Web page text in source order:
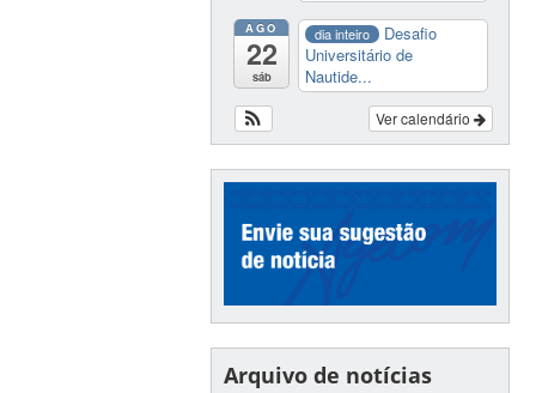
AGO
22
sáb
dia inteiro
Desafio
Universitário de
Nautide...
Ver calendário
Arquivo de notícias